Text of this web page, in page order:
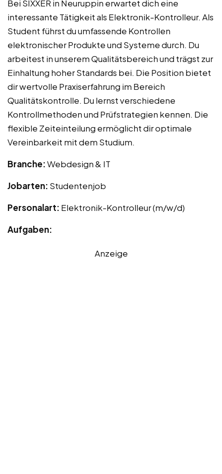
Bei SIXXER in Neuruppin erwartet dich eine
interessante Tätigkeit als Elektronik-Kontrolleur. Als
Student führst du umfassende Kontrollen
elektronischer Produkte und Systeme durch. Du
arbeitest in unserem Qualitätsbereich und trägst zur
Einhaltung hoher Standards bei. Die Position bietet
dir wertvolle Praxiserfahrung im Bereich
Qualitätskontrolle. Du lernst verschiedene
Kontrollmethoden und Prüfstrategien kennen. Die
flexible Zeiteinteilung ermöglicht dir optimale
Vereinbarkeit mit dem Studium.
Branche:Webdesign & IT
Jobarten: Studentenjob
Personalart: Elektronik-Kontrolleur (m/w/d)
Aufgaben:
Anzeige